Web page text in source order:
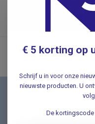
.
Schrijf u in voor onze
€ 5 korting op
Schrijf u in voor onze
nieuwste producten. U
De kortingscode